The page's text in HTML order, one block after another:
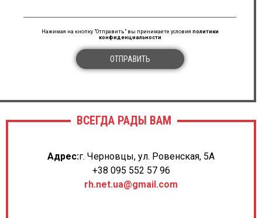
Нажимая на кнопку "Отправить" вы принимаете условия политики
конфиденциальности
ОТПРАВИТЬ
ВСЕГДА РАДЫ ВАМ
Адрес:г. Черновцы, ул. Ровенская, 5А
+38 095 552 57 96
rh.net.ua@gmail.com